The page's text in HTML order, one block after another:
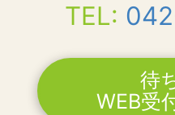
TEL:
待
WEB受